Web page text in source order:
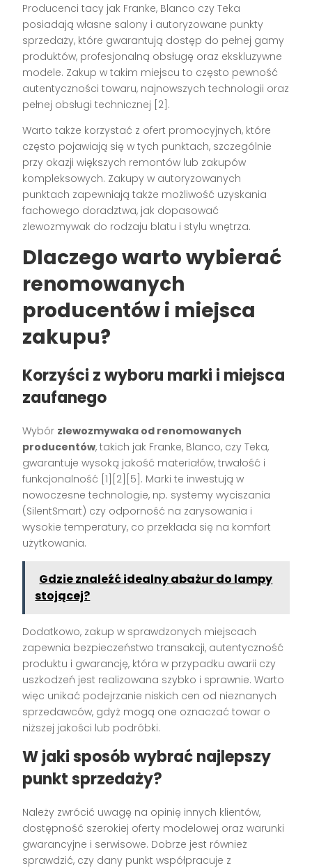
Producenci tacy jak Franke, Blanco czy Teka
posiadają własne salony i autoryzowane punkty
sprzedaży, które gwarantują dostęp do pełnej gamy
produktów, profesjonalną obsługę oraz ekskluzywne
modele. Zakup w takim miejscu to często pewność
autentyczności towaru, najnowszych technologii oraz
pełnej obsługi technicznej [2].
Warto także korzystać z ofert promocyjnych, które
często pojawiają się w tych punktach, szczególnie
przy okazji większych remontów lub zakupów
kompleksowych. Zakupy w autoryzowanych
punktach zapewniają także możliwość uzyskania
fachowego doradztwa, jak dopasować
zlewozmywak do rodzaju blatu i stylu wnętrza.
Dlaczego warto wybierać
renomowanych
producentów i miejsca
zakupu?
Korzyści z wyboru marki i miejsca
zaufanego
Wybór zlewozmywaka od renomowanych
producentów, takich jak Franke, Blanco, czy Teka,
gwarantuje wysoką jakość materiałów, trwałość i
funkcjonalność [1][2][5]. Marki te inwestują w
nowoczesne technologie, np. systemy wyciszania
(SilentSmart) czy odporność na zarysowania i
wysokie temperatury, co przekłada się na komfort
użytkowania.
Gdzie znaleźć idealny abażur do lampy
stojącej?
Dodatkowo, zakup w sprawdzonych miejscach
zapewnia bezpieczeństwo transakcji, autentyczność
produktu i gwarancję, która w przypadku awarii czy
uszkodzeń jest realizowana szybko i sprawnie. Warto
więc unikać podejrzanie niskich cen od nieznanych
sprzedawców, gdyż mogą one oznaczać towar o
niższej jakości lub podróbki.
W jaki sposób wybrać najlepszy
punkt sprzedaży?
Należy zwrócić uwagę na opinię innych klientów,
dostępność szerokiej oferty modelowej oraz warunki
gwarancyjne i serwisowe. Dobrze jest również
sprawdzić, czy dany punkt współpracuje z